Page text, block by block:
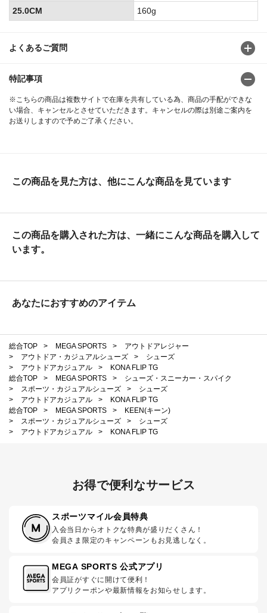
よくあるご質問
特記事項
※こちらの商品は複数サイトで在庫を共有している為、商品の手配ができな
い場合、キャンセルとさせていただきます。キャンセルの際は別途ご案内を
お送りしますので予めご了承ください。
25.0CM 160g
この商品を見た方は、他にこんな商品を見ています
この商品を購入された方は、一緒にこんな商品を購入して
います。
あなたにおすすめのアイテム
総合TOP > MEGA SPORTS >
アウトドアレジャー
>
アウトドア・カジュアルシューズ >
シューズ
>
アウトドアカジュアル >
KONA FLIP TG
総合TOP
> MEGA SPORTS >
シューズ・スニーカー・スパイク
>
スポーツ・カジュアルシューズ >
シューズ
>
アウトドアカジュアル >
KONA FLIP TG
総合TOP
> MEGA SPORTS >
KEEN(キーン)
>
スポーツ・カジュアルシューズ >
シューズ
>
アウトドアカジュアル > KONA FLIP TG
お得で便利なサービス
スポーツマイル会員特典
入会当日からオトクな特典が盛りだくさん！
会員さま限定のキャンペーンもお見逃しなく。
MEGA SPORTS 公式アプリ
会員証がすぐに開けて便利！
アプリクーポンや最新情報をお知らせします。